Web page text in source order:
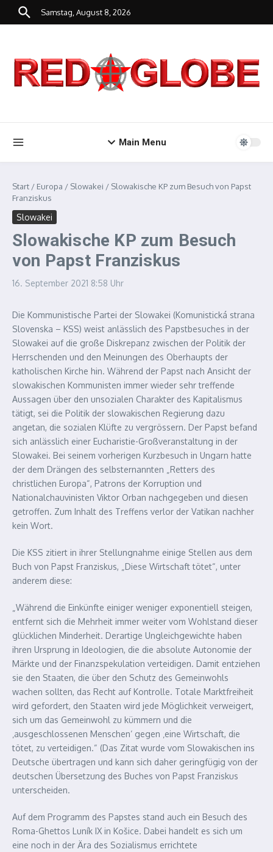
Zum Inhalt springen
Samstag, August 8, 2026
Main Menu
Start / Europa / Slowakei / Slowakische KP zum Besuch von Papst
Franziskus
Slowakei
Slowakische KP zum Besuch
von Papst Franziskus
16. September 2021 8:58 Uhr
Die Kommunistische Partei der Slowakei (Komunistická strana
Slovenska – KSS) weist anlässlich des Papstbesuches in der
Slowakei auf die große Diskrepanz zwischen der Politik der
Herrschenden und den Meinungen des Oberhaupts der
katholischen Kirche hin. Während der Papst nach Ansicht der
slowakischen Kommunisten immer wieder sehr treffende
Aussagen über den unsozialen Charakter des Kapitalismus
tätigt, sei die Politik der slowakischen Regierung dazu
angetan, die sozialen Klüfte zu vergrössern. Der Papst befand
sich anlässlich einer Eucharistie-Großveranstaltung in der
Slowakei. Bei seinem vorherigen Kurzbesuch in Ungarn hatte
der dem Drängen des selbsternannten „Retters des
christlichen Europa“, Patrons der Korruption und
Nationalchauvinisten Viktor Orban nachgegeben und diesen
getroffen. Zum Inhalt des Treffens verlor der Vatikan nachher
kein Wort.
Die KSS zitiert in ihrer Stellungnahme einige Stellen aus dem
Buch von Papst Franziskus, „Diese Wirtschaft tötet“, unter
anderem diese:
„Während die Einkünfte einiger weniger exponentiell steigen,
entfernt sich die Mehrheit immer weiter vom Wohlstand dieser
glücklichen Minderheit. Derartige Ungleichgewichte haben
ihren Ursprung in Ideologien, die die absolute Autonomie der
Märkte und der Finanzspekulation verteidigen. Damit entziehen
sie den Staaten, die über den Schutz des Gemeinwohls
wachen sollten, das Recht auf Kontrolle. Totale Marktfreiheit
wird gefordert, den Staaten wird jede Möglichkeit verweigert,
sich um das Gemeinwohl zu kümmern und die
‚ausgeschlossenen Menschen‘ gegen ‚eine Wirtschaft, die
tötet, zu verteidigen.“ (Das Zitat wurde vom Slowakischen ins
Deutsche übertragen und kann sich daher geringfügig von der
deutschen Übersetzung des Buches von Papst Franziskus
unterscheiden.
Auf dem Programm des Papstes stand auch ein Besuch des
Roma-Ghettos Luník IX in Košice. Dabei handelt es sich um
eine noch in der Ära des Sozialismus errichtete